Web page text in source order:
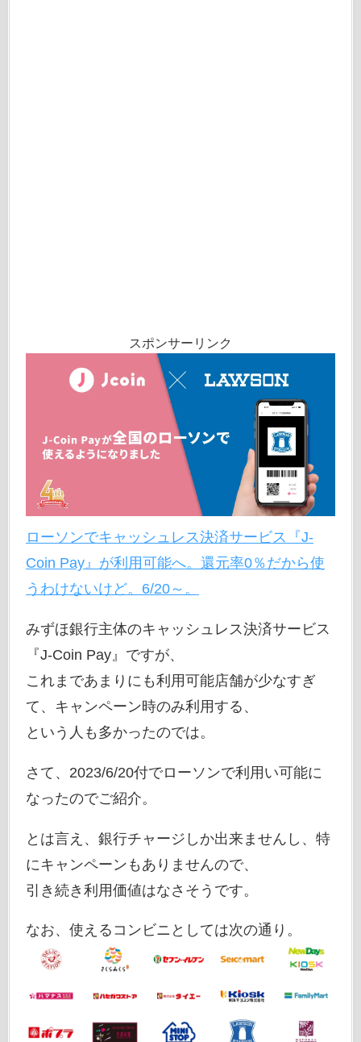
スポンサーリンク
ローソンでキャッシュレス決済サービス『J-
Coin Pay』が利用可能へ。還元率0％だから使
うわけないけど。6/20～。
みずほ銀行主体のキャッシュレス決済サービス
『J-Coin Pay』ですが、
これまであまりにも利用可能店舗が少なすぎ
て、キャンペーン時のみ利用する、
という人も多かったのでは。
さて、2023/6/20付でローソンで利用い可能に
なったのでご紹介。
とは言え、銀行チャージしか出来ませんし、特
にキャンペーンもありませんので、
引き続き利用価値はなさそうです。
なお、使えるコンビニとしては次の通り。